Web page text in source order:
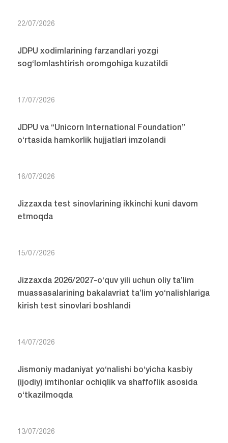
22/07/2026
JDPU xodimlarining farzandlari yozgi
sog‘lomlashtirish oromgohiga kuzatildi
17/07/2026
JDPU va “Unicorn International Foundation”
o‘rtasida hamkorlik hujjatlari imzolandi
16/07/2026
Jizzaxda test sinovlarining ikkinchi kuni davom
etmoqda
15/07/2026
Jizzaxda 2026/2027-o‘quv yili uchun oliy ta’lim
muassasalarining bakalavriat ta’lim yo‘nalishlariga
kirish test sinovlari boshlandi
14/07/2026
Jismoniy madaniyat yo‘nalishi bo‘yicha kasbiy
(ijodiy) imtihonlar ochiqlik va shaffoflik asosida
o‘tkazilmoqda
13/07/2026